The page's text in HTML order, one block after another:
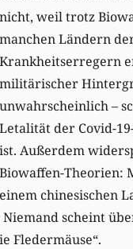
nicht, weil trotz
manchen Ländern
Krankheitserregern
militärischer
unwahrscheinlich –
Letalität der Covid-
ist. Außerdem
Biowaffen-Theorien:
einem chinesischen
scheint
Fledermäuse“.